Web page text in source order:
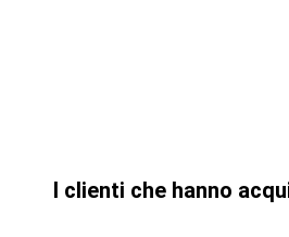
I clienti che hanno